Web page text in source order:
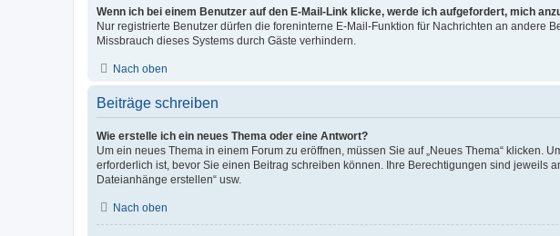
Wenn ich bei einem Benutzer auf den E-Mail-Link klicke, werde ich aufgefordert, mich
Nur registrierte Benutzer dürfen die foreninterne E-Mail-Funktion für Nachrichten an andere
Missbrauch dieses Systems durch Gäste verhindern.
Nach oben
Beiträge schreiben
Wie erstelle ich ein neues Thema oder eine Antwort?
Um ein neues Thema in einem Forum zu eröffnen, müssen Sie auf „Neues Thema“ klicken.
erforderlich ist, bevor Sie einen Beitrag schreiben können. Ihre Berechtigungen sind jeweils
Dateianhänge erstellen“ usw.
Nach oben